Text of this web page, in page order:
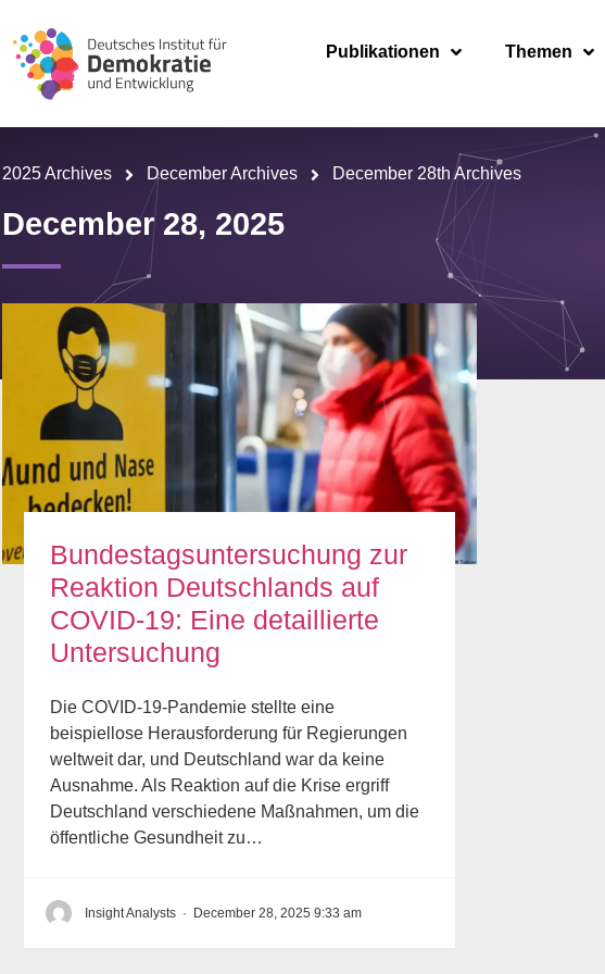
Publikationen Themen
2025 Archives December Archives December 28th Archives
December 28, 2025
Bundestagsuntersuchung zur
Reaktion Deutschlands auf
COVID-19: Eine detaillierte
Untersuchung
Die COVID-19-Pandemie stellte eine
beispiellose Herausforderung für Regierungen
weltweit dar, und Deutschland war da keine
Ausnahme. Als Reaktion auf die Krise ergriff
Deutschland verschiedene Maßnahmen, um die
öffentliche Gesundheit zu…
Insight Analysts · December 28, 2025 9:33 am